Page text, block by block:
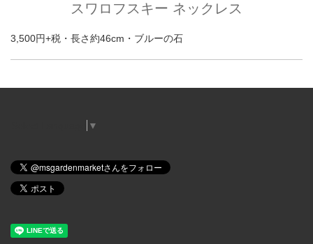
スワロフスキー ネックレス
3,500円+税・長さ約46cm・ブルーの石
▼